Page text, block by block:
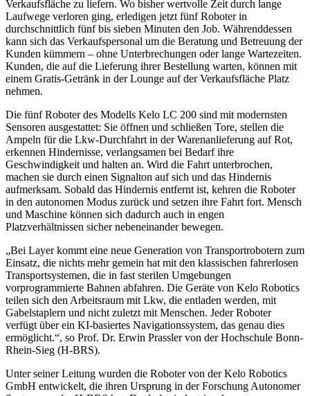
Verkaufsfläche zu liefern. Wo bisher wertvolle Zeit durch lange
Laufwege verloren ging, erledigen jetzt fünf Roboter in
durchschnittlich fünf bis sieben Minuten den Job. Währenddessen
kann sich das Verkaufspersonal um die Beratung und Betreuung der
Kunden kümmern – ohne Unterbrechungen oder lange Wartezeiten.
Kunden, die auf die Lieferung ihrer Bestellung warten, können mit
einem Gratis-Getränk in der Lounge auf der Verkaufsfläche Platz
nehmen.
Die fünf Roboter des Modells Kelo LC 200 sind mit modernsten
Sensoren ausgestattet: Sie öffnen und schließen Tore, stellen die
Ampeln für die Lkw-Durchfahrt in der Warenanlieferung auf Rot,
erkennen Hindernisse, verlangsamen bei Bedarf ihre
Geschwindigkeit und halten an. Wird die Fahrt unterbrochen,
machen sie durch einen Signalton auf sich und das Hindernis
aufmerksam. Sobald das Hindernis entfernt ist, kehren die Roboter
in den autonomen Modus zurück und setzen ihre Fahrt fort. Mensch
und Maschine können sich dadurch auch in engen
Platzverhältnissen sicher nebeneinander bewegen.
„Bei Layer kommt eine neue Generation von Transportrobotern zum
Einsatz, die nichts mehr gemein hat mit den klassischen fahrerlosen
Transportsystemen, die in fast sterilen Umgebungen
vorprogrammierte Bahnen abfahren. Die Geräte von Kelo Robotics
teilen sich den Arbeitsraum mit Lkw, die entladen werden, mit
Gabelstaplern und nicht zuletzt mit Menschen. Jeder Roboter
verfügt über ein KI-basiertes Navigationssystem, das genau dies
ermöglicht.“, so Prof. Dr. Erwin Prassler von der Hochschule Bonn-
Rhein-Sieg (H-BRS).
Unter seiner Leitung wurden die Roboter von der Kelo Robotics
GmbH entwickelt, die ihren Ursprung in der Forschung Autonomer